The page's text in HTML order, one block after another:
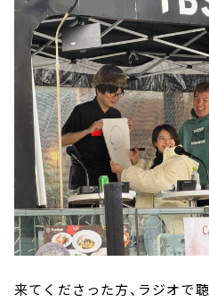
来てくださった方、ラジオで